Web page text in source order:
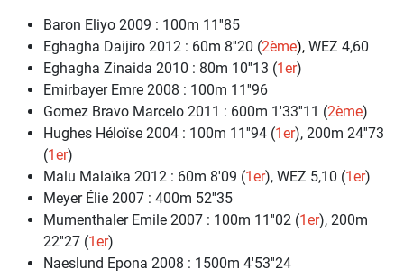
Baron Eliyo 2009 : 100m 11''85
Eghagha Daijiro 2012 : 60m 8''20 (2ème), WEZ 4,60
Eghagha Zinaida 2010 : 80m 10''13 (1er)
Emirbayer Emre 2008 : 100m 11''96
Gomez Bravo Marcelo 2011 : 600m 1'33''11 (2ème)
Hughes Héloïse 2004 : 100m 11''94 (1er), 200m 24''73
(1er)
Malu Malaïka 2012 : 60m 8'09 (1er), WEZ 5,10 (1er)
Meyer Élie 2007 : 400m 52''35
Mumenthaler Emile 2007 : 100m 11''02 (1er), 200m
22''27 (1er)
Naeslund Epona 2008 : 1500m 4'53''24